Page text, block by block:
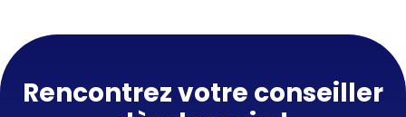
Rencontrez votre conseiller